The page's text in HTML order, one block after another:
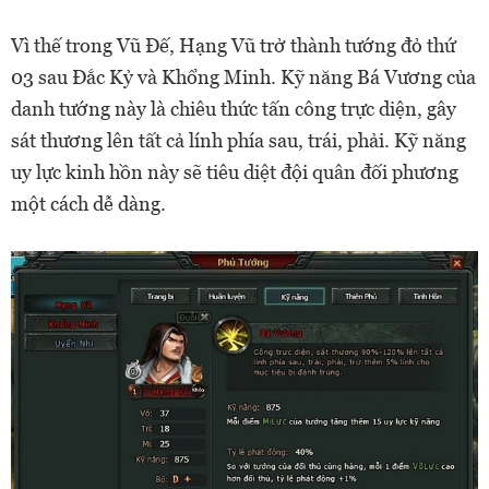
Vì thế trong Vũ Đế, Hạng Vũ trở thành tướng đỏ thứ
03 sau Đắc Kỷ và Khổng Minh. Kỹ năng Bá Vương của
danh tướng này là chiêu thức tấn công trực diện, gây
sát thương lên tất cả lính phía sau, trái, phải. Kỹ năng
uy lực kinh hồn này sẽ tiêu diệt đội quân đối phương
một cách dễ dàng.